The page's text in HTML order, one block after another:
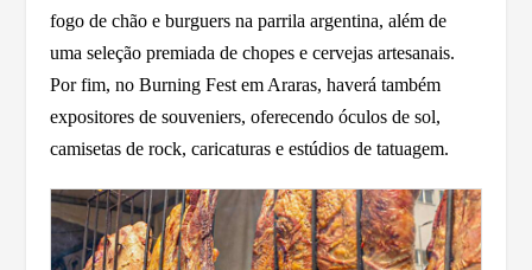
fogo de chão e burguers na parrila argentina, além de
uma seleção premiada de chopes e cervejas artesanais.
Por fim, no Burning Fest em Araras, haverá também
expositores de souveniers, oferecendo óculos de sol,
camisetas de rock, caricaturas e estúdios de tatuagem.